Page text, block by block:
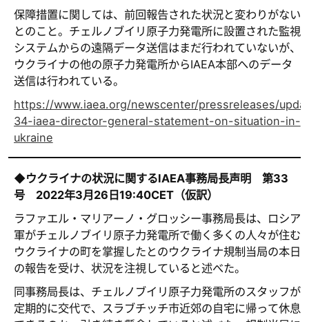
保障措置に関しては、前回報告された状況と変わりがない
とのこと。チェルノブイリ原子力発電所に設置された監視
システムからの遠隔データ送信はまだ行われていないが、
ウクライナの他の原子力発電所からIAEA本部へのデータ
送信は行われている。
https://www.iaea.org/newscenter/pressreleases/
34-iaea-director-general-statement-on-situation-in-
ukraine
◆ウクライナの状況に関するIAEA事務局長声明 第33
号 2022年3月26日19:40CET（仮訳）
ラファエル・マリアーノ・グロッシー事務局長は、ロシア
軍がチェルノブイリ原子力発電所で働く多くの人々が住む
ウクライナの町を掌握したとのウクライナ規制当局の本日
の報告を受け、状況を注視していると述べた。
同事務局長は、チェルノブイリ原子力発電所のスタッフが
定期的に交代で、スラブチッチ市近郊の自宅に帰って休息